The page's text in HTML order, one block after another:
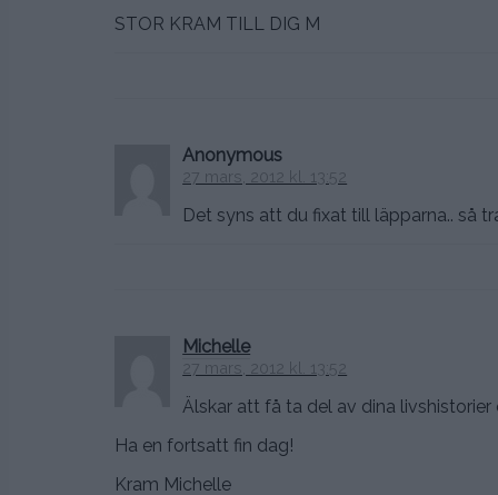
STOR KRAM TILL DIG M
Anonymous
27 mars, 2012 kl. 13:52
Det syns att du fixat till läpparna.. så
Michelle
27 mars, 2012 kl. 13:52
Älskar att få ta del av dina livshistorier
Ha en fortsatt fin dag!
Kram Michelle